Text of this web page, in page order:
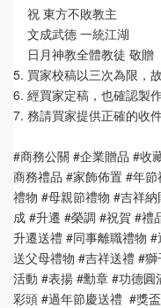
祝 東方不敗教主
文成武德 一統江湖
日月神教全體教徒 敬贈
5. 買家校稿以三次為限，
6. 經買家定稿，也確認製
7. 務請買家提供正確的收
#商務公關 #企業贈品 #收
商務禮品 #家飾佈置 #年
禮物 #母親節禮物 #吉祥
成 #升遷 #榮調 #祝賀 #禮
升遷送禮 #同事離職禮物
送父母禮物 #吉祥送禮 #
活動 #表揚 #勳章 #功德
彩頭 #過年節慶送禮  #獎